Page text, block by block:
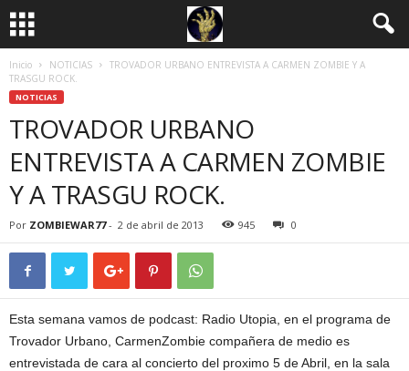
Inicio NOTICIAS
TROVADOR URBANO ENTREVISTA A CARMEN ZOMBIE Y A
TRASGU ROCK.
NOTICIAS
TROVADOR URBANO
ENTREVISTA A CARMEN ZOMBIE
Y A TRASGU ROCK.
Por ZOMBIEWAR77- 2 de abril de 2013 945 0
Esta semana vamos de podcast: Radio Utopia, en el programa de
Trovador Urbano, CarmenZombie compañera de medio es
entrevistada de cara al concierto del proximo 5 de Abril, en la sala